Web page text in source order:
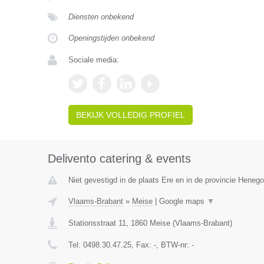
Diensten onbekend
Openingstijden onbekend
Sociale media:
BEKIJK VOLLEDIG PROFIEL
Delivento catering & events
Niet gevestigd in de plaats Ere en in de provincie
Vlaams-Brabant» Meise| Google maps ▼
Stationsstraat 11, 1860 Meise(Vlaams-Brabant)
Tel: 0498.30.47.25, Fax: -, BTW-nr: -